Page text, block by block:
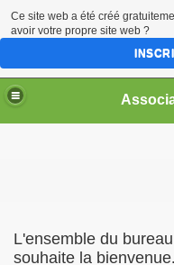
L'ensemble du
souhaite la bienvenue.
Ce site web a été créé
avoir votre propre site web ?